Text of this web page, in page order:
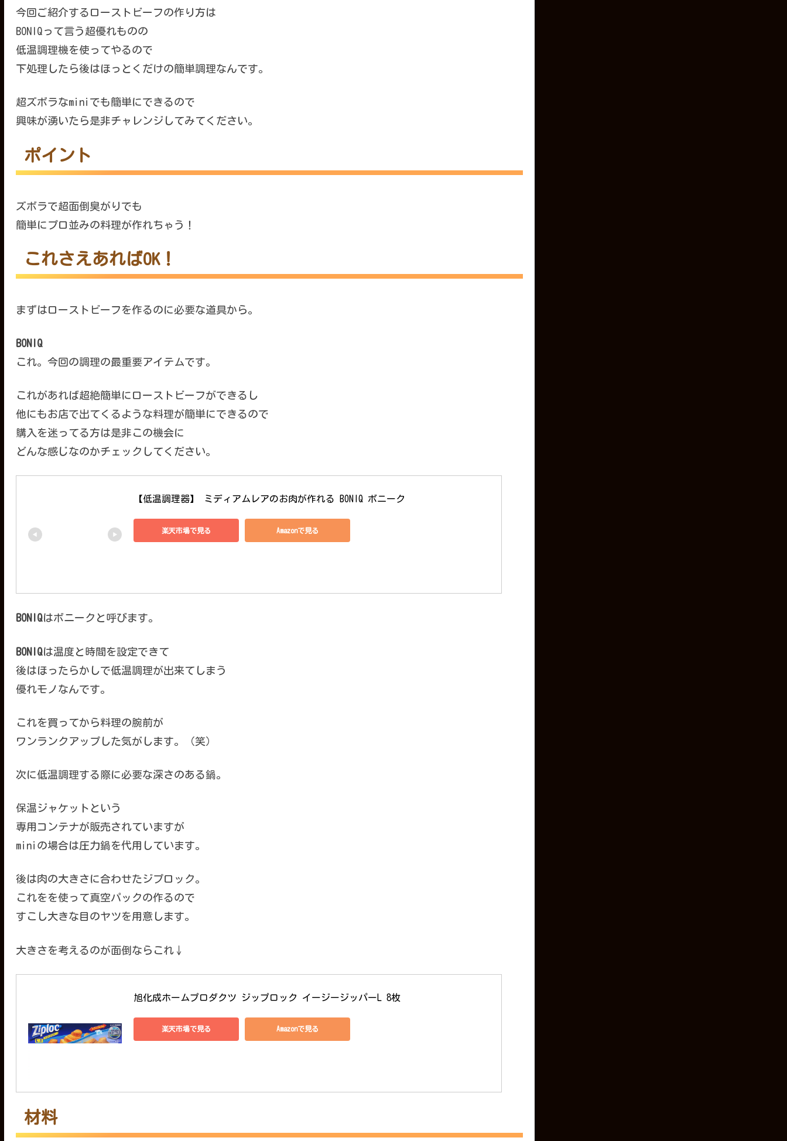
今回ご紹介するローストビーフの作り方は
BONIQって言う超優れものの
低温調理機を使ってやるので
下処理したら後はほっとくだけの簡単調理なんです。
超ズボラなminiでも簡単にできるので
興味が湧いたら是非チャレンジしてみてください。
ポイント
ズボラで超面倒臭がりでも
簡単にプロ並みの料理が作れちゃう！
これさえあればOK！
まずはローストビーフを作るのに必要な道具から。
BONIQ
これ。今回の調理の最重要アイテムです。
これがあれば超絶簡単にローストビーフができるし
他にもお店で出てくるような料理が簡単にできるので
購入を迷ってる方は是非この機会に
どんな感じなのかチェックしてください。
【低温調理器】 ミディアムレアのお肉が作れる BONIQ ボニーク
楽天市場で見る Amazonで見る
BONIQはボニークと呼びます。
BONIQは温度と時間を設定できて
後はほったらかしで低温調理が出来てしまう
優れモノなんです。
これを買ってから料理の腕前が
ワンランクアップした気がします。（笑）
次に低温調理する際に必要な深さのある鍋。
保温ジャケットという
専用コンテナが販売されていますが
miniの場合は圧力鍋を代用しています。
後は肉の大きさに合わせたジプロック。
これをを使って真空パックの作るので
すこし大きな目のヤツを用意します。
大きさを考えるのが面倒ならこれ↓
旭化成ホームプロダクツ ジップロック イージージッパーL 8枚
楽天市場で見る Amazonで見る
材料